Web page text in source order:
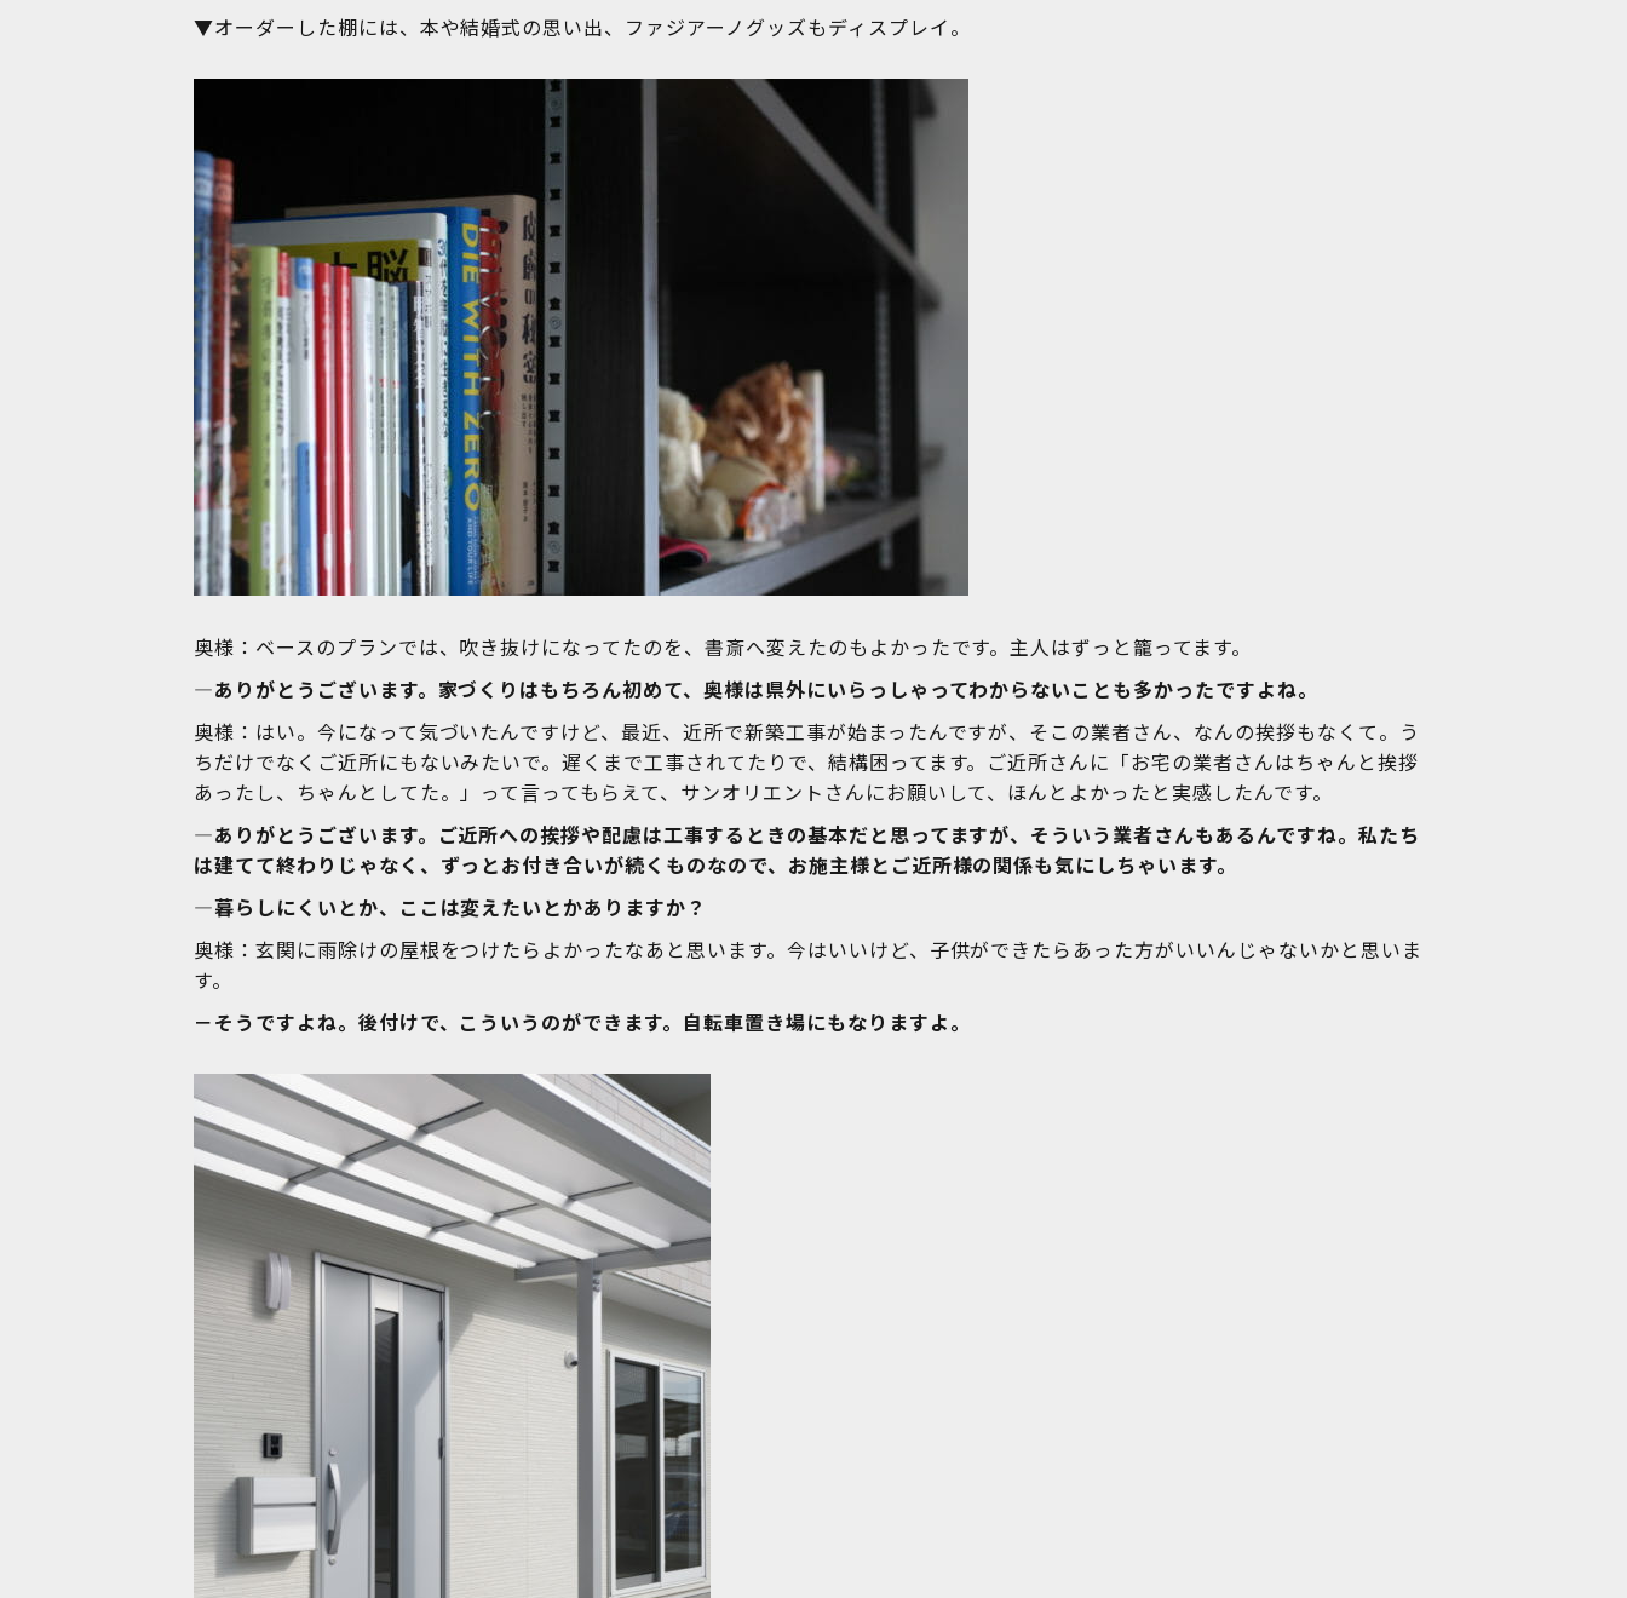
▼オーダーした棚には、本や結婚式の思い出、ファジアーノグッズもディスプレイ。
奥様：ベースのプランでは、吹き抜けになってたのを、書斎へ変えたのもよかったです。主人はずっと籠ってます。
―ありがとうございます。家づくりはもちろん初めて、奥様は県外にいらっしゃってわからないことも多かったですよね。
奥様：はい。今になって気づいたんですけど、最近、近所で新築工事が始まったんですが、そこの業者さん、なんの挨拶もなくて。う
ちだけでなくご近所にもないみたいで。遅くまで工事されてたりで、結構困ってます。ご近所さんに「お宅の業者さんはちゃんと挨拶
あったし、ちゃんとしてた。」って言ってもらえて、サンオリエントさんにお願いして、ほんとよかったと実感したんです。
―ありがとうございます。ご近所への挨拶や配慮は工事するときの基本だと思ってますが、そういう業者さんもあるんですね。私たち
は建てて終わりじゃなく、ずっとお付き合いが続くものなので、お施主様とご近所様の関係も気にしちゃいます。
―暮らしにくいとか、ここは変えたいとかありますか？
奥様：玄関に雨除けの屋根をつけたらよかったなあと思います。今はいいけど、子供ができたらあった方がいいんじゃないかと思いま
す。
－そうですよね。後付けで、こういうのができます。自転車置き場にもなりますよ。